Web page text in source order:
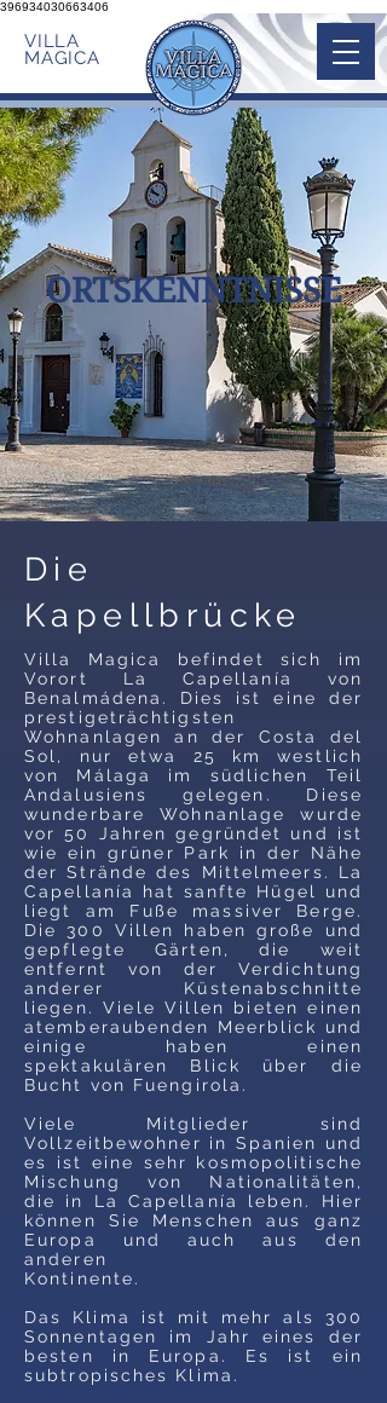
396934030663406
VILLA
MAGICA
ORTSKENNTNISSE
Die
Kapellbrücke
Villa Magica befindet sich im
Vorort La Capellanía von
Benalmádena. Dies ist eine der
prestigeträchtigsten
Wohnanlagen an der Costa del
Sol, nur etwa 25 km westlich
von Málaga im südlichen Teil
Andalusiens gelegen. Diese
wunderbare Wohnanlage wurde
vor 50 Jahren gegründet und ist
wie ein grüner Park in der Nähe
der Strände des Mittelmeers. La
Capellanía hat sanfte Hügel und
liegt am Fuße massiver Berge.
Die 300 Villen haben große und
gepflegte Gärten, die weit
entfernt von der Verdichtung
anderer Küstenabschnitte
liegen. Viele Villen bieten einen
atemberaubenden Meerblick und
einige haben einen
spektakulären Blick über die
Bucht von Fuengirola.
Viele Mitglieder sind
Vollzeitbewohner in Spanien und
es ist eine sehr kosmopolitische
Mischung von Nationalitäten,
die in La Capellanía leben. Hier
können Sie Menschen aus ganz
Europa und auch aus den
anderen
Kontinente.
Das Klima ist mit mehr als 300
Sonnentagen im Jahr eines der
besten in Europa. Es ist ein
subtropisches Klima.